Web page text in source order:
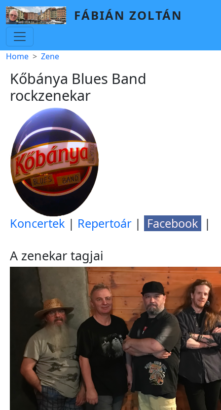
Skip to main content
FÁBIÁN ZOLTÁN
Breadcrumb
Home Zene
Kőbánya Blues Band
rockzenekar
Koncertek | Repertoár | Facebook |
A zenekar tagjai